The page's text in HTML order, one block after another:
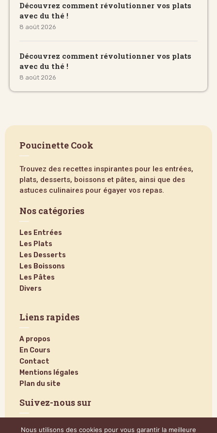
Découvrez comment révolutionner vos plats
avec du thé !
8 août 2026
Découvrez comment révolutionner vos plats
avec du thé !
8 août 2026
Poucinette Cook
Trouvez des recettes inspirantes pour les entrées,
plats, desserts, boissons et pâtes, ainsi que des
astuces culinaires pour égayer vos repas.
Nos catégories
Les Entrées
Les Plats
Les Desserts
Les Boissons
Les Pâtes
Divers
Liens rapides
A propos
En Cours
Contact
Mentions légales
Plan du site
Suivez-nous sur
Nous utilisons des cookies pour vous garantir la meilleure